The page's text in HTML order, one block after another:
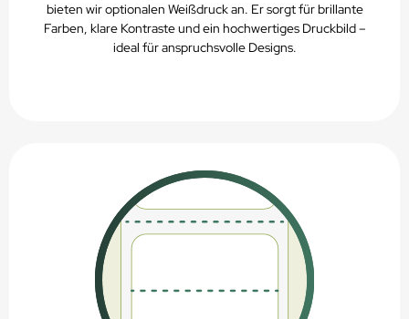
bieten wir optionalen Weißdruck an. Er sorgt für brillante
Farben, klare Kontraste und ein hochwertiges Druckbild –
ideal für anspruchsvolle Designs.